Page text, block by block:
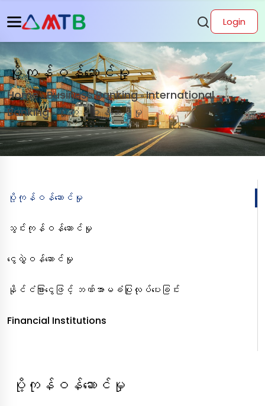
Login
ပို့ကုန်ဝန်ဆောင်မှု
Home»Business Banking»International
Banking»ပို့ကုန်ဝန်ဆောင်မှု
ပို့ကုန်ဝန်ဆောင်မှု
သွင်းကုန်ဝန်ဆောင်မှု
ငွေလွှဲဝန်ဆောင်မှု
နိုင်ငံခြားငွေဖြင့် ဘဏ်အာမခံပြုလုပ်ပေးခြင်း
Financial Institutions
ပို့ကုန်ဝန်ဆောင်မှု